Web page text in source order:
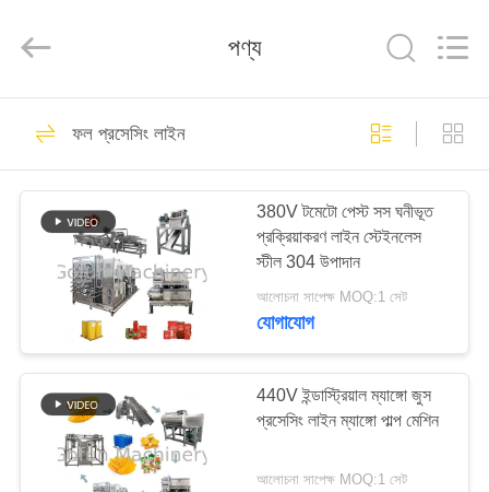
পণ্য
প্রদর্শন
আমাদের
সম্পর্কে
Reserved.
উদ্ভিজ্জ প্রক্রিয়াকরণ লাইন
টমেটো প্রসেসিং লাইন
320
পণ্য
ফল প্রসেসিং লাইন
380V টমেটো পেস্ট সস ঘনীভূত
প্রক্রিয়াকরণ লাইন স্টেইনলেস
স্টীল 304 উপাদান
আলোচনা সাপেক্ষ MOQ:1 সেট
যোগাযোগ
440V ইন্ডাস্ট্রিয়াল ম্যাঙ্গো জুস
প্রসেসিং লাইন ম্যাঙ্গো পাল্প মেশিন
আলোচনা সাপেক্ষ MOQ:1 সেট